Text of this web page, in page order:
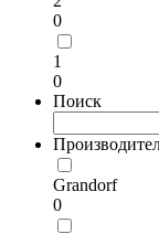
0
1
0
Поиск
Grandorf
0